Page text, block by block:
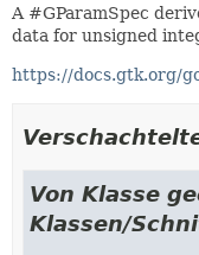
A #GParamSpec
data for unsigned
https://docs.gtk.org/
Von Klasse
Klassen/